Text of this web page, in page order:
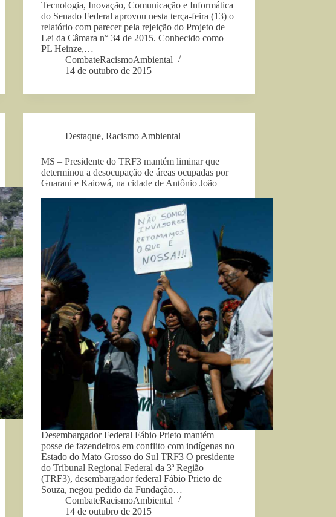
Tecnologia, Inovação, Comunicação e Informática
do Senado Federal aprovou nesta terça-feira (13) o
relatório com parecer pela rejeição do Projeto de
Lei da Câmara n° 34 de 2015. Conhecido como
PL Heinze,…
CombateRacismoAmbiental
14 de outubro de 2015
Destaque,Racismo Ambiental
MS – Presidente do TRF3 mantém liminar que
determinou a desocupação de áreas ocupadas por
Guarani e Kaiowá, na cidade de Antônio João
Desembargador Federal Fábio Prieto mantém
posse de fazendeiros em conflito com indígenas no
Estado do Mato Grosso do Sul TRF3 O presidente
do Tribunal Regional Federal da 3ª Região
(TRF3), desembargador federal Fábio Prieto de
Souza, negou pedido da Fundação…
CombateRacismoAmbiental
14 de outubro de 2015